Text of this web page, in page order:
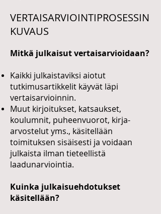
VERTAISARVIOINTIPROSESSIN
KUVAUS
Mitkä julkaisut vertaisarvioidaan?
Kaikki julkaistaviksi aiotut
tutkimusartikkelit käyvät läpi
vertaisarvioinnin.
Muut kirjoitukset, katsaukset,
koulumnit, puheenvuorot, kirja-
arvostelut yms., käsitellään
toimituksen sisäisesti ja voidaan
julkaista ilman tieteellistä
laadunarviointia.
Kuinka julkaisuehdotukset
käsitellään?